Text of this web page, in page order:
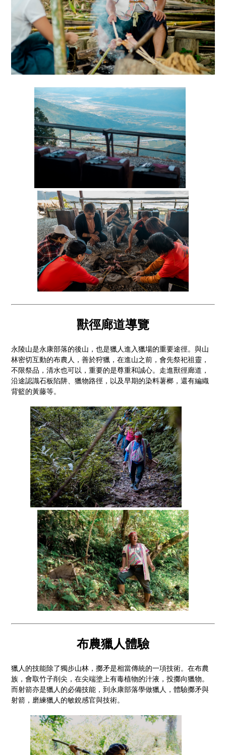
獸徑廊道導覽
永陵山是永康部落的後山，也是獵人進入獵場的重要途徑。與山
林密切互動的布農人，善於狩獵，在進山之前，會先祭祀祖靈，
不限祭品，清水也可以，重要的是尊重和誠心。走進獸徑廊道，
沿途認識石板陷阱、獵物路徑，以及早期的染料薯榔，還有編織
背籃的黃藤等。
布農獵人體驗
獵人的技能除了獨步山林，擲矛是相當傳統的一項技術。在布農
族，會取竹子削尖，在尖端塗上有毒植物的汁液，投擲向獵物。
而射箭亦是獵人的必備技能，到永康部落學做獵人，體驗擲矛與
射箭，磨練獵人的敏銳感官與技術。